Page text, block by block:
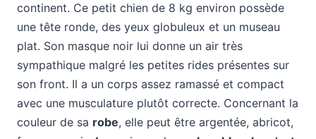
continent. Ce petit chien de 8 kg environ possède
une tête ronde, des yeux globuleux et un museau
plat. Son masque noir lui donne un air très
sympathique malgré les petites rides présentes sur
son front. Il a un corps assez ramassé et compact
avec une musculature plutôt correcte. Concernant la
couleur de sa robe, elle peut être argentée, abricot,